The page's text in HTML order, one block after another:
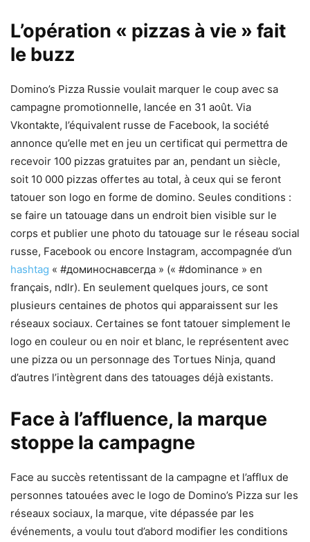
L’opération « pizzas à vie » fait
le buzz
Domino’s Pizza Russie voulait marquer le coup avec sa
campagne promotionnelle, lancée en 31 août. Via
Vkontakte, l’équivalent russe de Facebook, la société
annonce qu’elle met en jeu un certificat qui permettra de
recevoir 100 pizzas gratuites par an, pendant un siècle,
soit 10 000 pizzas offertes au total, à ceux qui se feront
tatouer son logo en forme de domino. Seules conditions :
se faire un tatouage dans un endroit bien visible sur le
corps et publier une photo du tatouage sur le réseau social
russe, Facebook ou encore Instagram, accompagnée d’un
hashtag « #доминоснавсегда » (« #dominance » en
français, ndlr). En seulement quelques jours, ce sont
plusieurs centaines de photos qui apparaissent sur les
réseaux sociaux. Certaines se font tatouer simplement le
logo en couleur ou en noir et blanc, le représentent avec
une pizza ou un personnage des Tortues Ninja, quand
d’autres l’intègrent dans des tatouages déjà existants.
Face à l’affluence, la marque
stoppe la campagne
Face au succès retentissant de la campagne et l’afflux de
personnes tatouées avec le logo de Domino’s Pizza sur les
réseaux sociaux, la marque, vite dépassée par les
événements, a voulu tout d’abord modifier les conditions